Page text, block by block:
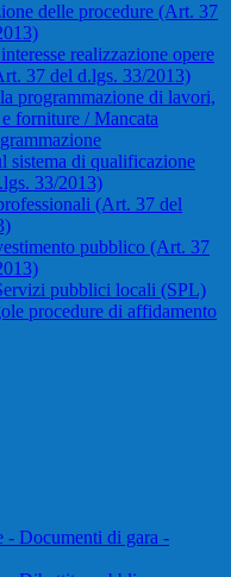
delle procedure (Art. 37
realizzazione opere
37 del d.lgs. 33/2013)
programmazione di lavori,
forniture / Mancata
sistema di qualificazione
33/2013)
(Art. 37 del
pubblico (Art. 37
pubblici locali (SPL)
procedure di affidamento
- Documenti di gara -